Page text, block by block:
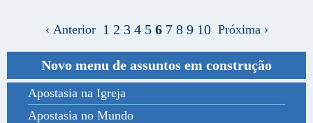
‹ Anterior 1 2 3 4 5 6 7 8 9 10Próxima ›
Novo menu de assuntos em construção
Apostasia na Igreja
Apostasia no Mundo